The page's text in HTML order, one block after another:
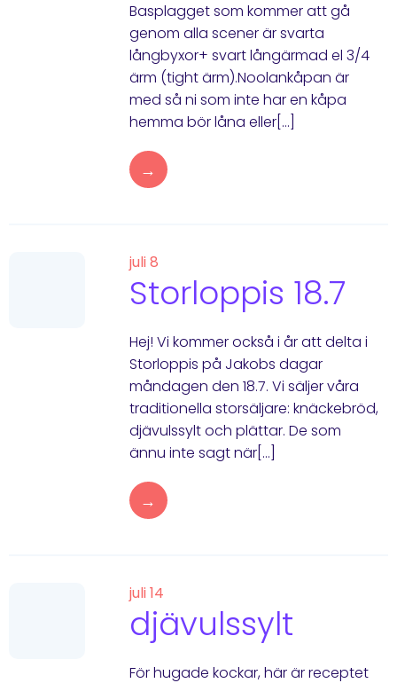
Basplagget som kommer att gå
genom alla scener är svarta
långbyxor+ svart långärmad el 3/4
ärm (tight ärm).Noolankåpan är
med så ni som inte har en kåpa
hemma bör låna eller[…]
→
juli 8
Storloppis 18.7
Hej! Vi kommer också i år att delta i
Storloppis på Jakobs dagar
måndagen den 18.7. Vi säljer våra
traditionella storsäljare: knäckebröd,
djävulssylt och plättar. De som
ännu inte sagt när[…]
→
juli 14
djävulssylt
För hugade kockar, här är receptet